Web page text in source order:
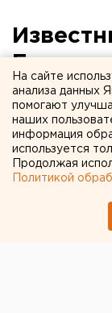
На сайте
анализа данных
помогают
наших
информация
используется
Продолжая
Политикой